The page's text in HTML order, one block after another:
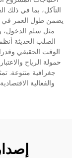
التآكل، بما في ذلك
يضمن طول العمر في
مثل سلم الدخول،
الصلب الحديثة
الوقت الحقيقي
حمولة الرياح
جغرافية متنوعة.
والفعالية